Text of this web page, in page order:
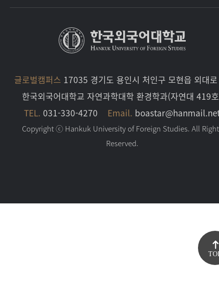
글로벌캠퍼스 17035 경기도 용인시 처인구 모현읍 외대
한국외국어대학교 자연과학대학 환경학과(자연대 419
TEL. 031-330-4270 Email.
Copyright ⓒ Hankuk University of Foreign Studies. All
Reserved.